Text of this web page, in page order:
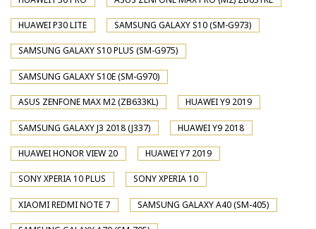
HUAWEI P30 LITE SAMSUNG GALAXY S10 (SM-G973)
SAMSUNG GALAXY S10 PLUS (SM-G975)
SAMSUNG GALAXY S10E (SM-G970)
ASUS ZENFONE MAX M2 (ZB633KL) HUAWEI Y9 2019
SAMSUNG GALAXY J3 2018 (J337) HUAWEI Y9 2018
HUAWEI HONOR VIEW 20 HUAWEI Y7 2019
SONY XPERIA 10 PLUS SONY XPERIA 10
XIAOMI REDMI NOTE 7 SAMSUNG GALAXY A40 (SM-405)